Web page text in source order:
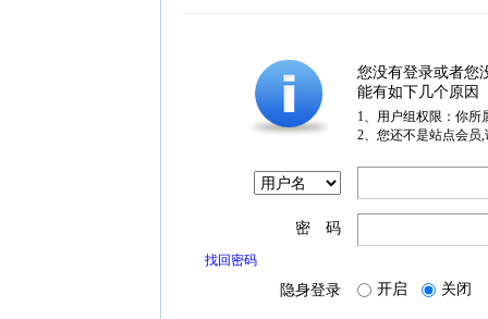
您没有登录或者您
能有如下几个原因
1、用户组权限：你所
2、您还不是站点会员
密 码
找回密码
隐身登录 开启 关闭